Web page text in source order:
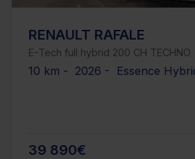
RENAULT RAFALE
E-Tech full hybrid 200 CH TECHNO
10 km - 2026 - Essence
39 890€